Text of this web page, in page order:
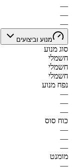
—
—
—
מנוע וביצועים
סוג מנוע
חשמלי
חשמלי
חשמלי
נפח מנוע
—
—
—
כוח סוס
—
—
—
מומנט
—